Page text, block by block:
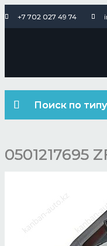
+7 702 027 49 74
Поиск по